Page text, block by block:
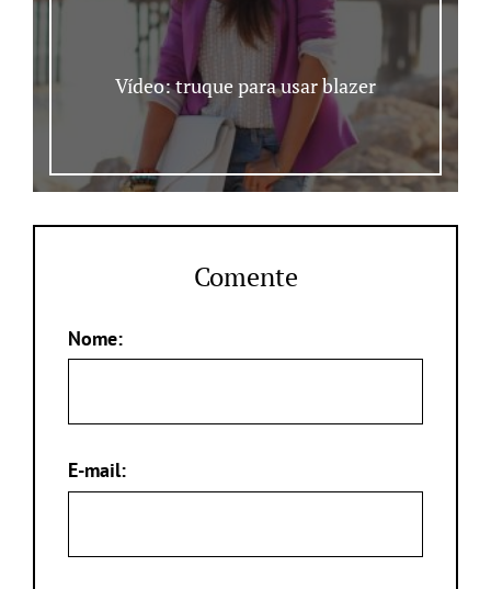
Vídeo: truque para usar blazer
Comente
Nome:
E-mail: